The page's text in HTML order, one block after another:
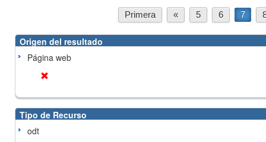
Primera « 5 6 7
Origen del resultado
Página web
Tipo de Recurso
odt